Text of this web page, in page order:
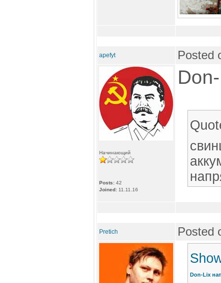
apefyt Posted
Начинающий
Posts: 42
Joined: 11.11.16
Pretich Posted
Don-Lix